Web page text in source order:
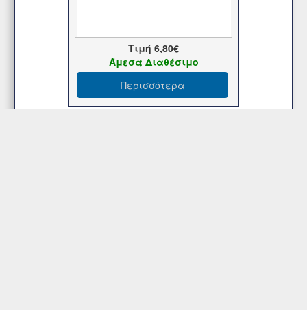
Τιμή 6,80€
Άμεσα Διαθέσιμο
Περισσότερα